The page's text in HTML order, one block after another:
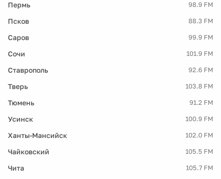
Пермь 98.9 FM
Псков 88.3 FM
Саров 99.9 FM
Сочи 101.9 FM
Ставрополь 92.6 FM
Тверь 103.8 FM
Тюмень 91.2 FM
Усинск 100.9 FM
Ханты-Мансийск 102.0 FM
Чайковский 105.5 FM
Чита 105.7 FM